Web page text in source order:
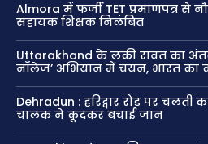
Almora में फर्जी TET प्रमाणपत्र से
सहायक शिक्षक निलंबित
Uttarakhand के लकी रावत का
नॉलेज’ अभियान में चयन, भारत का
Dehradun : हरिद्वार रोड पर
चालक ने कूदकर बचाई जान